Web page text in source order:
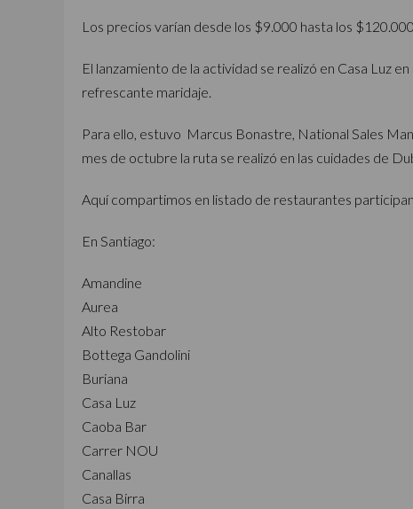
Los precios varían desde los $9.000 hasta los
El lanzamiento de la actividad se realizó en Casa Luz
refrescante maridaje.
Para ello, estuvo Marcus Bonastre, National Sales
mes de octubre la ruta se realizó en las cuidades de
Aquí compartimos en listado de restaurantes
En Santiago:
Amandine
Aurea
Alto Restobar
Bottega Gandolini
Buriana
Casa Luz
Caoba Bar
Carrer NOU
Canallas
Casa Birra